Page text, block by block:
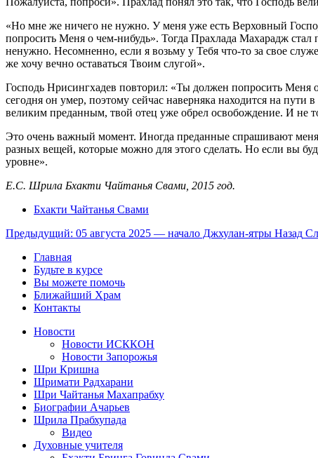
«Но мне же ничего не нужно. У меня уже есть Верховный
попросить Меня о чем-нибудь». Тогда Прахлада Махарадж
ненужно. Несомненно, если я возьму у Тебя что-то за свое
же хочу вечно оставаться Твоим слугой».
Господь Нрисингхадев повторил: «Ты должен попросить Меня
сегодня он умер, поэтому сейчас наверняка находится на
великим преданным, твой отец уже обрел освобождение. И не
Это очень важный момент. Иногда преданные спрашивают
разных вещей, которые можно для этого сделать. Но если вы
уровне».
Е.С. Шрила Бхакти Чайтанья Свами, 2015 год.
Бхакти Чайтанья Свами
Предыдущий: 05 августа 2025 — начало Джхулан-ятры Назад
Главная
Будьте в курсе
Вы можете помочь
Ближайший Храм
Контакты
Новости
Новости ИСККОН
Новости Запорожья
Шри Кришна
Шримати Радхарани
Шри Чайтанья Махапрабху
Биографии Ачарьев
Шрила Прабхупада
Видео
Духовные учителя